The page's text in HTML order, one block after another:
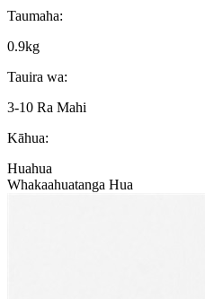
Taumaha:
0.9kg
Tauira wa:
3-10 Ra Mahi
Kāhua:
Huahua
Whakaahuatanga Hua